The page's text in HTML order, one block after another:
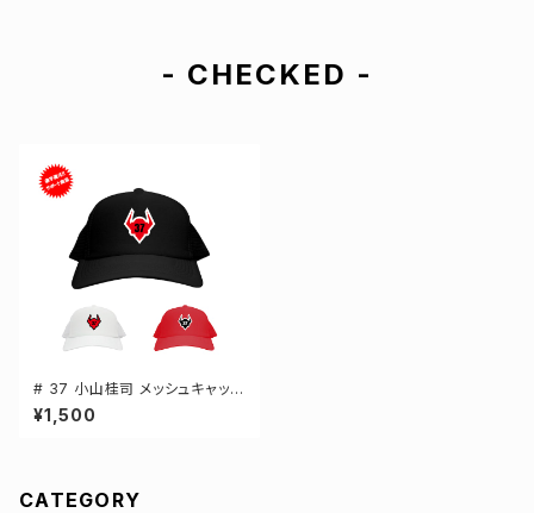
- CHECKED -
# 37 小山桂司 メッシュキャップ
選手還元 3カラー 000700
¥1,500
CATEGORY